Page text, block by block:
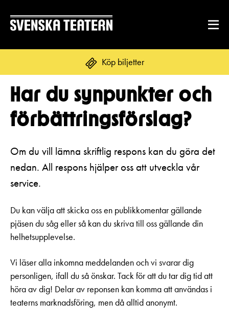
Köp biljetter
Suomi Svenska English
REPERTOAR & BILJETTER
Repertoar
Kalender
Biljetter
Unga
Presentkort
DITT BESÖK
Mat & dryck
Textning
Frågor & svar
Platskarta
Grupper & teaterombud
Pedagognätverk & skolgrupper
Företag
Guidning
OM SVENSKA TEATERN
Teaterns verksamhet
Ensemble
LOGGA IN
Har du synpunkter och
förbättringsförslag?
Om du vill lämna skriftlig respons kan du göra det
nedan. All respons hjälper oss att utveckla vår
service.
Du kan välja att skicka oss en publikkomentar gällande
pjäsen du såg eller så kan du skriva till oss gällande din
helhetsupplevelse.
Vi läser alla inkomna meddelanden och vi svarar dig
personligen, ifall du så önskar. Tack för att du tar dig tid att
höra av dig! Delar av reponsen kan komma att användas i
teaterns marknadsföring, men då alltid anonymt.